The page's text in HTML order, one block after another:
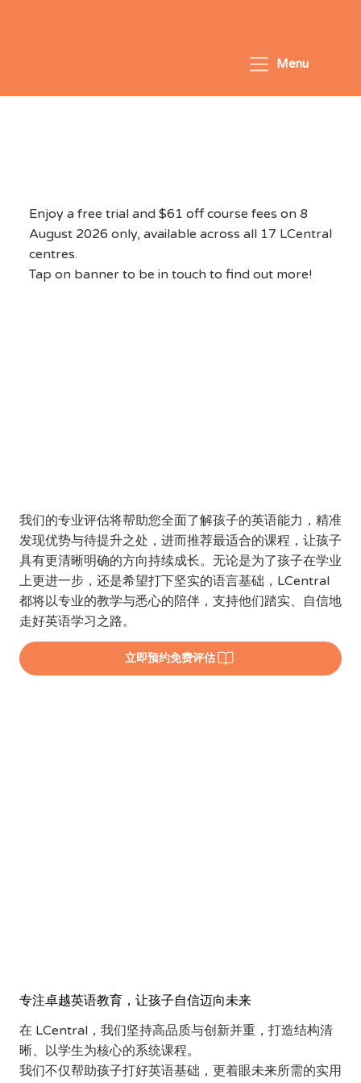
Menu
Enjoy a free trial and $61 off course fees on 8
August 2026 only, available across all 17 LCentral
centres.
Tap on banner to be in touch to find out more!
我们的专业评估将帮助您全面了解孩子的英语能力，精准
发现优势与待提升之处，进而推荐最适合的课程，让孩子
具有更清晰明确的方向持续成长。无论是为了孩子在学业
上更进一步，还是希望打下坚实的语言基础，LCentral
都将以专业的教学与悉心的陪伴，支持他们踏实、自信地
走好英语学习之路。
立即预约免费评估
专注卓越英语教育，让孩子自信迈向未来
在 LCentral，我们坚持高品质与创新并重，打造结构清
晰、以学生为核心的系统课程。
我们不仅帮助孩子打好英语基础，更着眼未来所需的实用